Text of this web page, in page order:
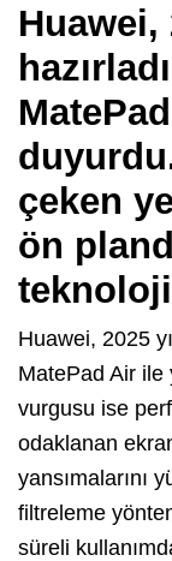
Huawei,
çeken
ön
Huawei, 2025
MatePad Air ile
vurgusu ise
odaklanan
yansımalarını
filtreleme
süreli